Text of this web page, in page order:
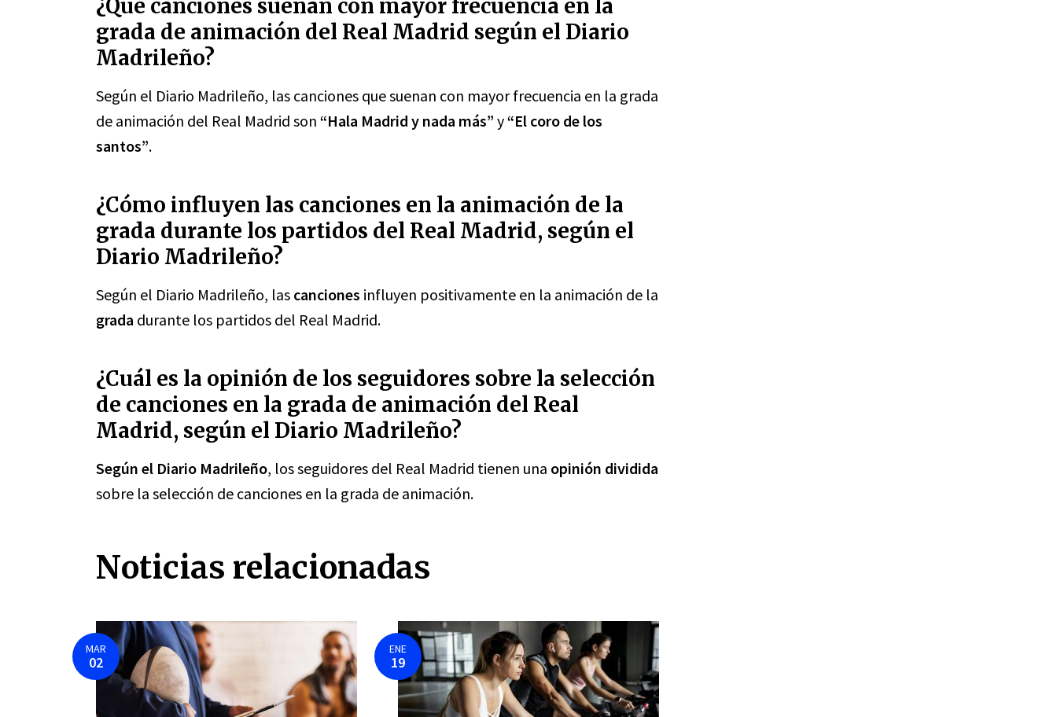
¿Qué canciones suenan con mayor frecuencia en la
grada de animación del Real Madrid según el Diario
Madrileño?
Según el Diario Madrileño, las canciones que suenan con mayor frecuencia en la grada
de animación del Real Madrid son “Hala Madrid y nada más” y“El coro de los
santos”.
¿Cómo influyen las canciones en la animación de la
grada durante los partidos del Real Madrid, según el
Diario Madrileño?
Según el Diario Madrileño, las canciones influyen positivamente en la animación de la
grada durante los partidos del Real Madrid.
¿Cuál es la opinión de los seguidores sobre la selección
de canciones en la grada de animación del Real
Madrid, según el Diario Madrileño?
Según el Diario Madrileño, los seguidores del Real Madrid tienen una opinión dividida
sobre la selección de canciones en la grada de animación.
Noticias relacionadas
MAR
02
ENE
19